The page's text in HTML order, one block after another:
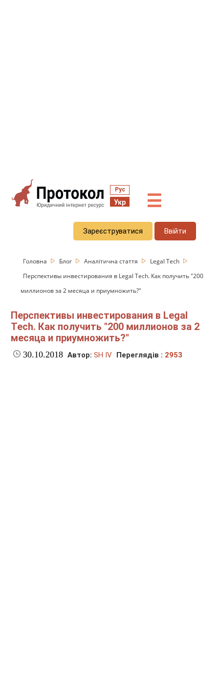
Рус
Укр ☰
Зареєструватися Ввійти
Головна Блог Аналітична стаття
Legal Tech
Перспективы инвестирования в Legal Tech. Как получить "200
миллионов за 2 месяца и приумножить?"
Перспективы инвестирования в Legal
Tech. Как получить "200 миллионов за 2
месяца и приумножить?"
30.10.2018 Автор: SH IV Переглядів : 2953